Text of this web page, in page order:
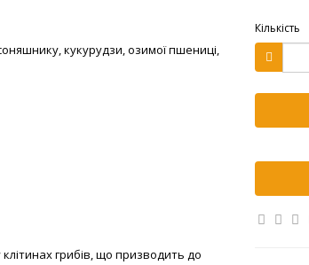
кукурудзи, озимої пшениці,
грибів, що призводить до
Кількість